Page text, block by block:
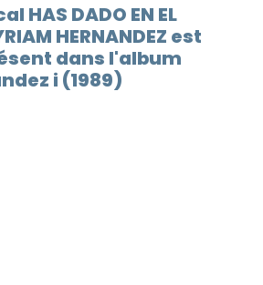
HAS DADO EN EL
HERNANDEZ est
dans l'album
i (1989)